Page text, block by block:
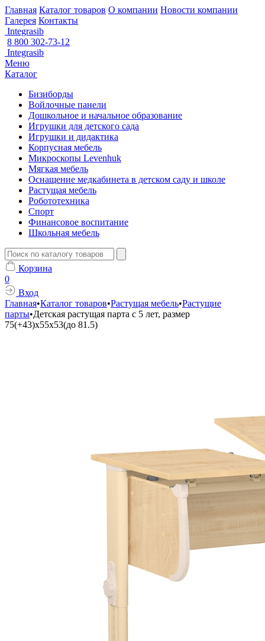
Главная Каталог товаров О компании Новости компании
Галерея Контакты
Integrasib
8 800 302-73-12
Integrasib
Меню
Каталог
Бизиборды
Войлочные панели
Дошкольное и начальное образование
Игрушки для детского сада
Игрушки и дидактика
Корпусная мебель
Микроскопы Levenhuk
Мягкая мебель
Оснащение медкабинета в детском саду и школе
Растущая мебель
Робототехника
Спорт
Финансовое воспитание
Школьная мебель
Корзина
0
Вход
Главная•Каталог товаров•Растущая мебель•Растущие
парты•Детская растущая парта с 5 лет, размер
75(+43)x55x53(до 81.5)